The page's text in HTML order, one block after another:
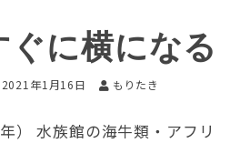
ぐに横になる
2021年1月16日 もりたき
） 水族館の海牛類・アフリ